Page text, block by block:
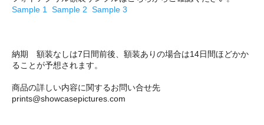
Sample 1
Sample 2 Sample 3
納期 額装なしは7日間前後、額装ありの場合は14日間ほどかか
ることが予想されます。
商品の詳しい内容に関するお問い合せ先
prints@showcasepictures.com